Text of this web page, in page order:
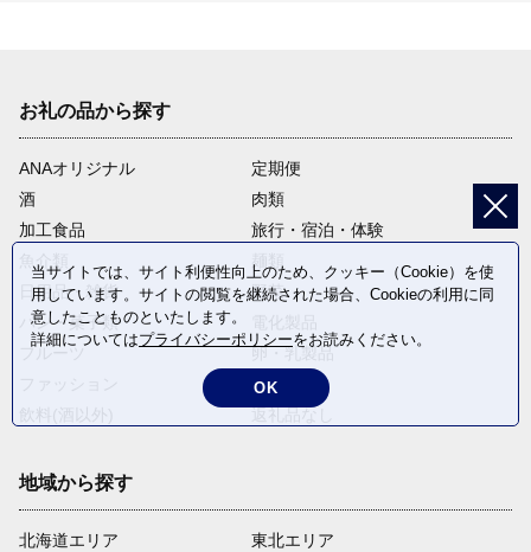
お礼の品から探す
ANAオリジナル
定期便
酒
肉類
加工食品
旅行・宿泊・体験
魚介類
麺類
日用品・雑貨
野菜
パン・菓子類
フルーツ
卵・乳製品
米・穀物
地域から探す
北海道エリア
東北エリア
当サイトでは、サイト利便性向上のため、クッキー（Cookie）を使
用しています。サイトの閲覧を継続された場合、Cookieの利用に同
意したことものといたします。
詳細についてはプライバシーポリシーをお読みください。
OK